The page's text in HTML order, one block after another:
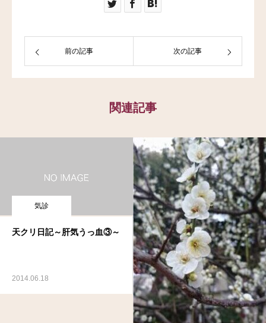
前の記事 次の記事
関連記事
気診
天クリ日記～肝気うっ血③～
2014.06.18